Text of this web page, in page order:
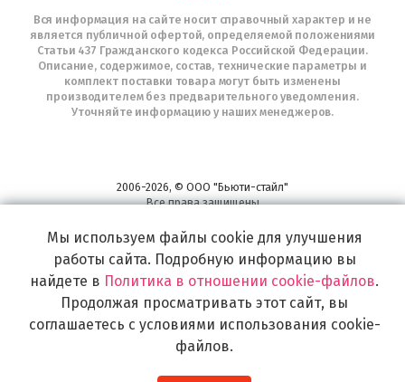
Вся информация на сайте носит справочный характер и не
является публичной офертой, определяемой положениями
Статьи 437 Гражданского кодекса Российской Федерации.
Описание, содержимое, состав, технические параметры и
комплект поставки товара могут быть изменены
производителем без предварительного уведомления.
Уточняйте информацию у наших менеджеров.
2006-2026, © ООО "Бьюти-стайл"
Все права защищены
Широкий выбор инструментов, аксессуаров и принадлежностей для
воплощения
самых изысканных и необычных идей по созданию Вашего образа и стиля.
Мы используем файлы cookie для улучшения
работы сайта. Подробную информацию вы
найдете в Политика в отношении cookie-файлов.
Продолжая просматривать этот сайт, вы
соглашаетесь с условиями использования cookie-
файлов.